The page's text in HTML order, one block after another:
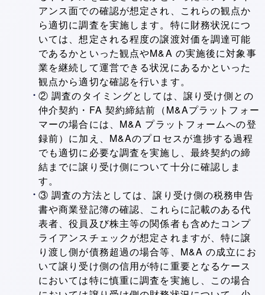
アンス面での確認が想定され、これらの観点か
ら適切に調査を実施します。特に財務状況につ
いては、想定される程度の譲渡対価を調達可能
であるかといった観点やM&A の実施後に対象事
業を継続して運営できる状況にあるかといった
観点から適切な確認を行います。
② 調査のタイミングとしては、譲り受け側との
仲介契約・FA 契約締結前（M&Aプラットフォー
マーの場合には、M&A プラットフォームへの登
録前）に加え、M&Aのプロセスが進捗する過程
でも適切に必要な調査を実施し、最終契約の締
結までに譲り受け側について十分に確認しま
す。
③ 調査の方法としては、譲り受け側の税務申告
書や商業登記簿の確認、これらに記載のある代
表者、役員及び株主等の関係者も含めたコンプ
ライアンスチェックが想定されますが、特に譲
り渡し側が債務超過の場合等、M&A の成立にお
いて譲り受け側の信用が特に重要となるケース
においては特に慎重に調査を実施し、この場合